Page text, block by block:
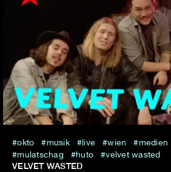
okto musik live wien medien
mulatschag
huto velvet wasted
VELVET WASTED